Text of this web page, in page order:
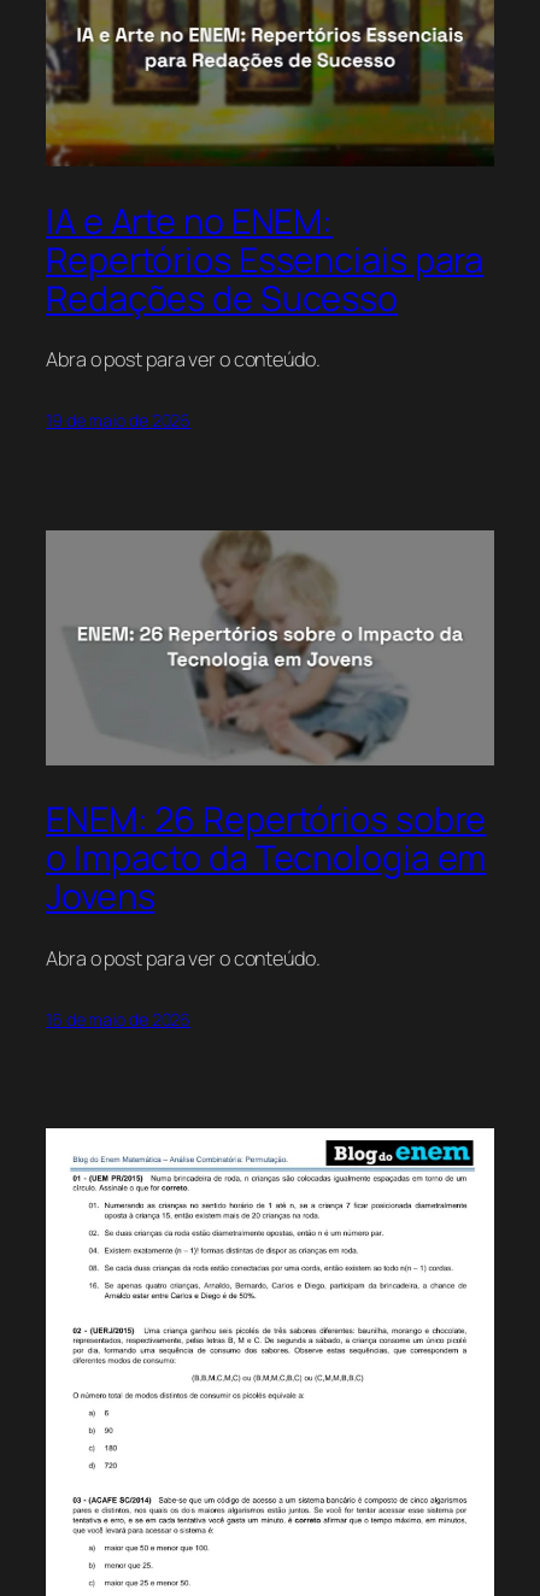
IA e Arte no ENEM:
Repertórios Essenciais para
Redações de Sucesso
Abra o post para ver o conteúdo.
19 de maio de 2026
ENEM: 26 Repertórios sobre
o Impacto da Tecnologia em
Jovens
Abra o post para ver o conteúdo.
16 de maio de 2026